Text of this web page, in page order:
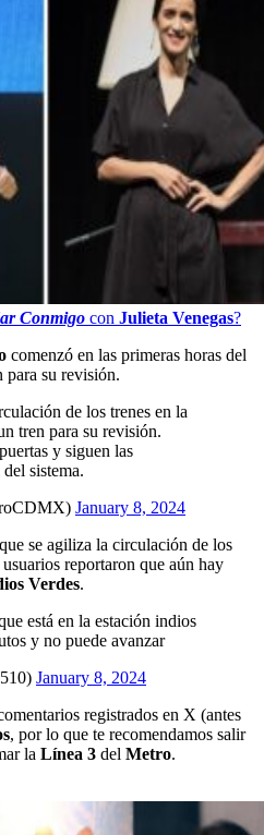
Conmigo con Julieta Venegas?
comenzó en las primeras horas del
para su revisión.
de los trenes en la
tren para su revisión.
y siguen las
sistema.
January 8, 2024
se agiliza la circulación de los
reportaron que aún hay
Verdes.
está en la estación indios
y no puede avanzar
January 8, 2024
registrados en X (antes
, por lo que te recomendamos salir
la Línea 3 del Metro.